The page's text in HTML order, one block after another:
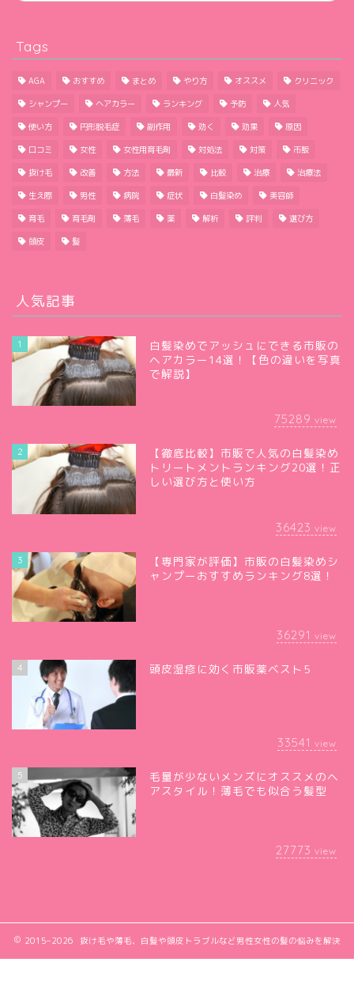
Tags
AGA おすすめ まとめ やり方 オススメ クリニック
シャンプー ヘアカラー ランキング 予防 人気
使い方 円形脱毛症 副作用 効く 効果 原因
口コミ 女性 女性用育毛剤 対処法 対策 市販
抜け毛 改善 方法 最新 比較 治療 治療法
生え際 男性 病院 症状 白髪染め 美容師
育毛 育毛剤 薄毛 薬 解析 評判 選び方
頭皮 髪
人気記事
1
白髪染めでアッシュにできる市販の
ヘアカラー14選！【色の違いを写真
で解説】
75289 view
2
【徹底比較】市販で人気の白髪染め
トリートメントランキング20選！正
しい選び方と使い方
36423 view
3
【専門家が評価】市販の白髪染めシ
ャンプーおすすめランキング8選！
36291 view
4 頭皮湿疹に効く市販薬ベスト5
33541 view
5
毛量が少ないメンズにオススメのヘ
アスタイル！薄毛でも似合う髪型
27773 view
2015–2026 抜け毛や薄毛、白髪や頭皮トラブルなど男性女性の髪の悩みを解決